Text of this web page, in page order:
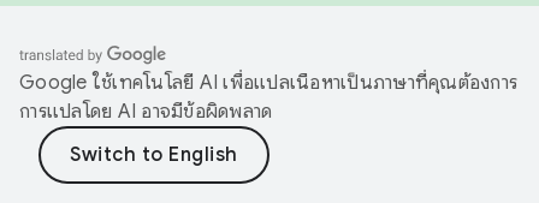
Google ใช้เทคโนโลยี AI เพื่อแปลเนื้อหาเป็นภาษาที่คุณต้องการ
การแปลโดย AI อาจมีข้อผิดพลาด